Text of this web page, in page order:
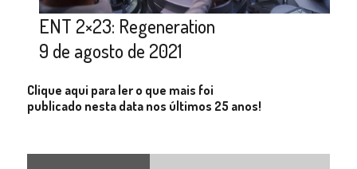
ENT 2×23: Regeneration
9 de agosto de 2021
Clique aqui para ler o que mais foi
publicado nesta data nos últimos 25 anos!